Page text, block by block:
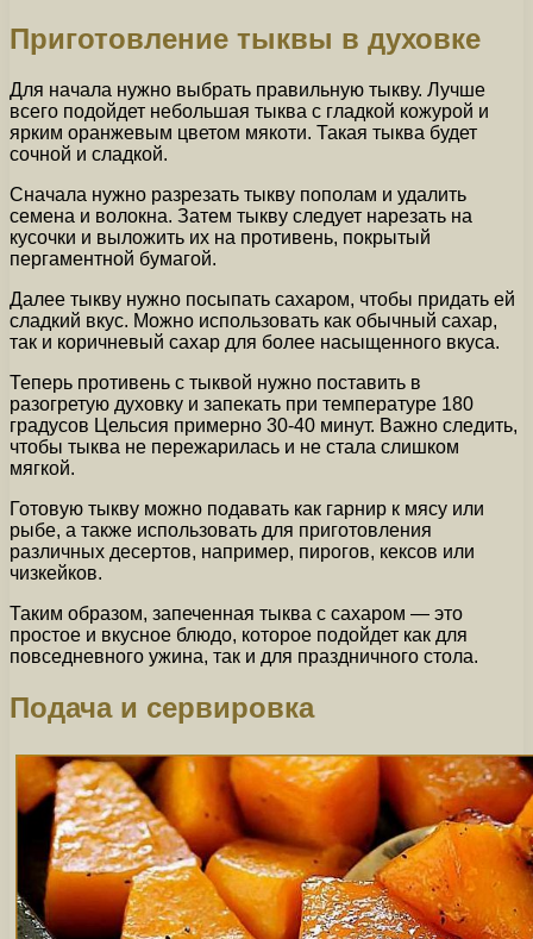
Приготовление тыквы в духовке
Для начала нужно выбрать правильную тыкву. Лучше
всего подойдет небольшая тыква с гладкой кожурой и
ярким оранжевым цветом мякоти. Такая тыква будет
сочной и сладкой.
Сначала нужно разрезать тыкву пополам и удалить
семена и волокна. Затем тыкву следует нарезать на
кусочки и выложить их на противень, покрытый
пергаментной бумагой.
Далее тыкву нужно посыпать сахаром, чтобы придать ей
сладкий вкус. Можно использовать как обычный сахар,
так и коричневый сахар для более насыщенного вкуса.
Теперь противень с тыквой нужно поставить в
разогретую духовку и запекать при температуре 180
градусов Цельсия примерно 30-40 минут. Важно следить,
чтобы тыква не пережарилась и не стала слишком
мягкой.
Готовую тыкву можно подавать как гарнир к мясу или
рыбе, а также использовать для приготовления
различных десертов, например, пирогов, кексов или
чизкейков.
Таким образом, запеченная тыква с сахаром — это
простое и вкусное блюдо, которое подойдет как для
повседневного ужина, так и для праздничного стола.
Подача и сервировка